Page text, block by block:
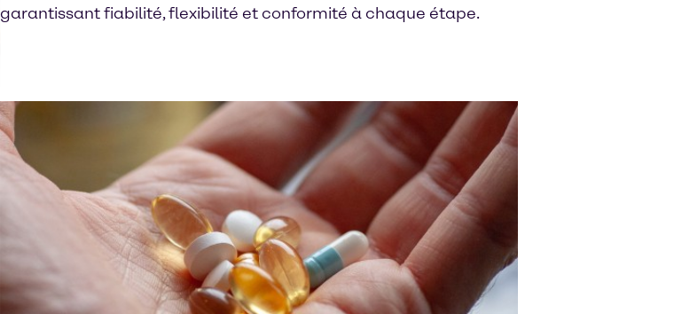
garantissant fiabilité, flexibilité et conformité à chaque étape.